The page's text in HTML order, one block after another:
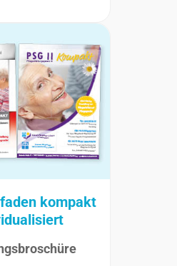
kompakt